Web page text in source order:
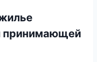
принимающей